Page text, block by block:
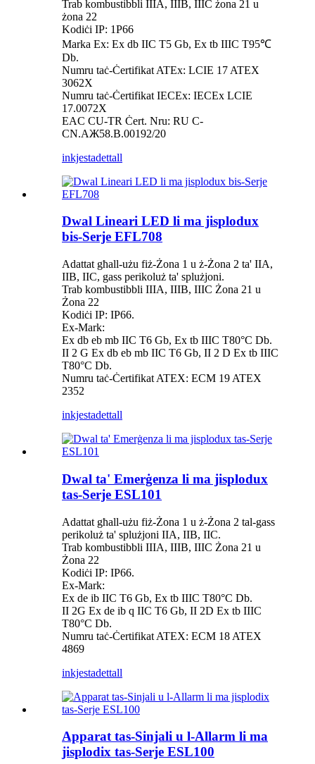
Trab kombustibbli IIIA, IIIB, IIIC żona 21 u
żona 22
Kodiċi IP: 1P66
Marka Ex: Ex db IIC T5 Gb, Ex tb IIIC T95℃
Db.
Numru taċ-Ċertifikat ATEx: LCIE 17 ATEX
3062X
Numru taċ-Ċertifikat IECEx: IECEx LCIE
17.0072X
EAC CU-TR Ċert. Nru: RU C-
CN.AЖ58.B.00192/20
inkjestadettall
Dwal Lineari LED li ma jisplodux
bis-Serje EFL708
Adattat għall-użu fiż-Żona 1 u ż-Żona 2 ta' IIA,
IIB, IIC, gass perikoluż ta' splużjoni.
Trab kombustibbli IIIA, IIIB, IIIC Żona 21 u
Żona 22
Kodiċi IP: IP66.
Ex-Mark:
Ex db eb mb IIC T6 Gb, Ex tb IIIC T80°C Db.
II 2 G Ex db eb mb IIC T6 Gb, II 2 D Ex tb IIIC
T80°C Db.
Numru taċ-Ċertifikat ATEX: ECM 19 ATEX
2352
inkjestadettall
Dwal ta' Emerġenza li ma jisplodux
tas-Serje ESL101
Adattat għall-użu fiż-Żona 1 u ż-Żona 2 tal-gass
perikoluż ta' splużjoni IIA, IIB, IIC.
Trab kombustibbli IIIA, IIIB, IIIC Żona 21 u
Żona 22
Kodiċi IP: IP66.
Ex-Mark:
Ex de ib IIC T6 Gb, Ex tb IIIC T80°C Db.
II 2G Ex de ib q IIC T6 Gb, II 2D Ex tb IIIC
T80°C Db.
Numru taċ-Ċertifikat ATEX: ECM 18 ATEX
4869
inkjestadettall
Apparat tas-Sinjali u l-Allarm li ma
jisplodix tas-Serje ESL100